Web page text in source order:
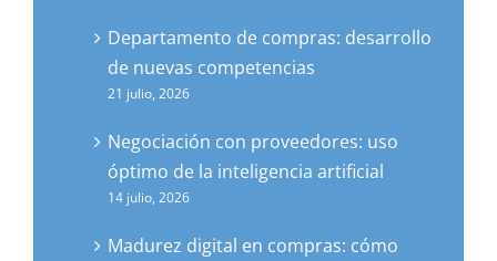
Departamento de compras: desarrollo
de nuevas competencias
21 julio, 2026
Negociación con proveedores: uso
óptimo de la inteligencia artificial
14 julio, 2026
Madurez digital en compras: cómo